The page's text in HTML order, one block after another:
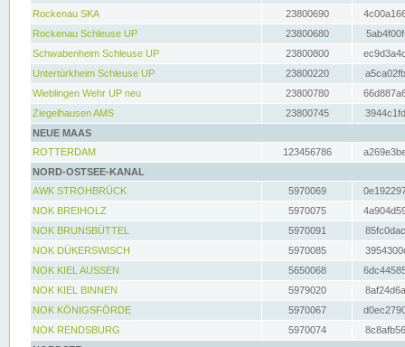
Rockenau SKA
23800690
Rockenau Schleuse UP
23800680
Schwabenheim Schleuse UP
23800800
Untertürkheim Schleuse UP
23800220
Wieblingen Wehr UP neu
23800780
Ziegelhausen AMS
23800745
NEUE MAAS
ROTTERDAM
123456786
NORD-OSTSEE-KANAL
AWK STROHBRÜCK
5970069
NOK BREIHOLZ
5970075
NOK BRUNSBÜTTEL
5970091
NOK DÜKERSWISCH
5970085
NOK KIEL AUSSEN
5650068
NOK KIEL BINNEN
5979020
NOK KÖNIGSFÖRDE
5970067
NOK RENDSBURG
5970074